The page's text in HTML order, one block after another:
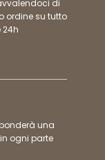
di
ordine su tutto
24h
una
ogni parte